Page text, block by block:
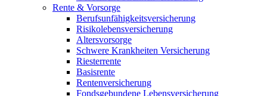
Rente & Vorsorge
Berufs­unfähigkeitsversicherung
Risikolebensversicherung
Altersvorsorge
Schwere Krankheiten Versicherung
Riesterrente
Basisrente
Rentenversicherung
Fondsgebundene Lebensversicherung